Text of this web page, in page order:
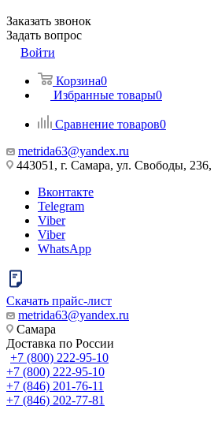
Заказать звонок
Задать вопрос
Войти
Корзина0
Избранные товары0
Сравнение товаров0
metrida63@yandex.ru
443051, г. Самара, ул. Свободы,
Вконтакте
Telegram
Viber
Viber
WhatsApp
Скачать прайс-лист
metrida63@yandex.ru
Самара
Доставка по России
+7 (800) 222-95-10
+7 (800) 222-95-10
+7 (846) 201-76-11
+7 (846) 202-77-81